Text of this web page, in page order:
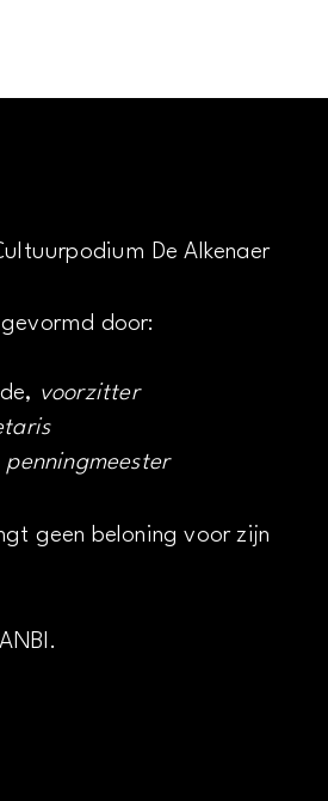
De Alkenaer
door:
voorzitter
penningmeester
geen beloning voor zijn